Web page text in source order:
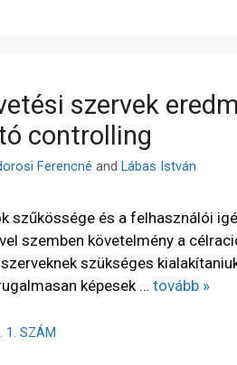
szervek
controlling
Ferencné and Lábas István
szűkössége és a felhasználói
szemben követelmény a
szükséges
képesek … tovább »
1. SZÁM